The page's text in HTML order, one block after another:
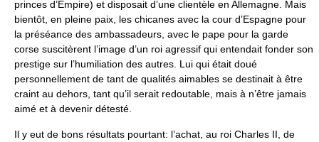
princes d’Empire) et disposait d’une clientèle en Allemagne. Mais
bientôt, en pleine paix, les chicanes avec la cour d’Espagne pour
la préséance des ambassadeurs, avec le pape pour la garde
corse suscitèrent l’image d’un roi agressif qui entendait fonder son
prestige sur l’humiliation des autres. Lui qui était doué
personnellement de tant de qualités aimables se destinait à être
craint au dehors, tant qu’il serait redoutable, mais à n’être jamais
aimé et à devenir détesté.
Il y eut de bons résultats pourtant: l’achat, au roi Charles II, de